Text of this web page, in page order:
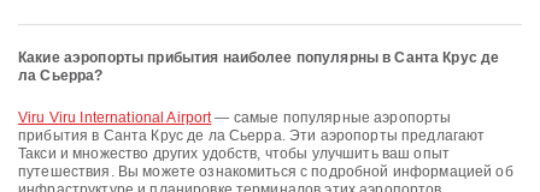
Какие аэропорты прибытия наиболее популярны в Санта Крус де
ла Сьерра?
Viru Viru International Airport— самые популярные аэропорты
прибытия в Санта Крус де ла Сьерра. Эти аэропорты предлагают
Такси и множество других удобств, чтобы улучшить ваш опыт
путешествия. Вы можете ознакомиться с подробной информацией об